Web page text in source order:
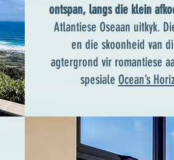
ontspan, langs die klein
Atlantiese Oseaan uitkyk.
en die skoonheid van
agtergrond vir romantiese
spesiale Ocean’s